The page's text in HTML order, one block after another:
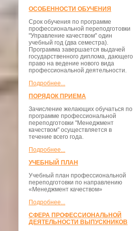
ОСОБЕННОСТИ ОБУЧЕНИЯ
Срок обучения по программе
профессиональной переподготовки
"Управление качеством" один
учебный год (два семестра).
Программа завершается выдачей
государственного диплома, дающего
право на ведение нового вида
профессиональной деятельности.
Подробнее...
ПОРЯДОК ПРИЕМА
Зачисление желающих обучаться по
программе профессиональной
переподготовки "Менеджмент
качеством" осуществляется в
течение всего года.
Подробнее...
УЧЕБНЫЙ ПЛАН
Учебный план профессиональной
переподготовки по направлению
«Менеджмент качеством»
Подробнее...
СФЕРА ПРОФЕССИОНАЛЬНОЙ
ДЕЯТЕЛЬНОСТИ ВЫПУСКНИКОВ